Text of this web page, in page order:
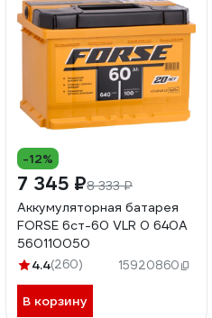
-12%
7 345 ₽8 333 ₽
Аккумуляторная батарея
FORSE 6ст-60 VLR 0 640A
560110050
4.4(260) 15920860
В корзину